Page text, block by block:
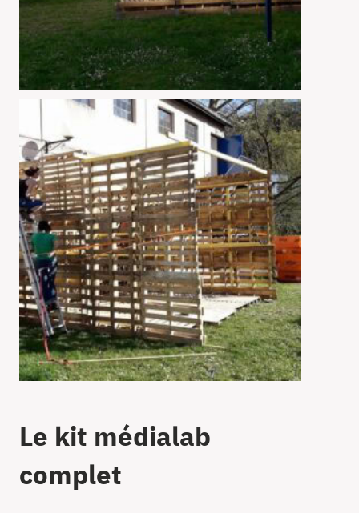
Le kit médialab
complet